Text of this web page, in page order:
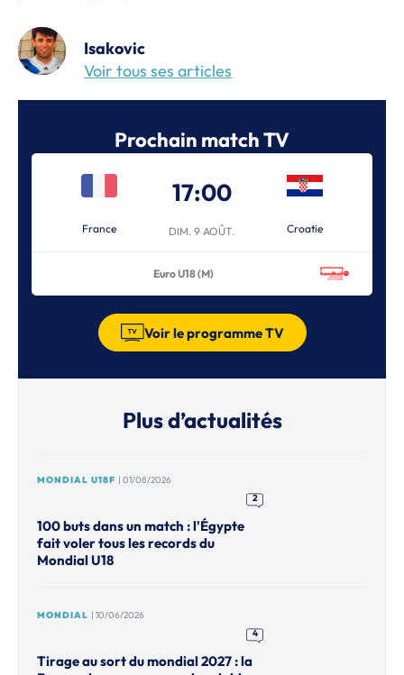
Isakovic
Voir tous ses articles
Prochain match TV
France
17:00
DIM. 9 AOÛT. Croatie
Euro U18 (M)
Voir le programme TV
Plus d’actualités
MONDIAL U18F | 01/08/2026
2
100 buts dans un match : l'Égypte
fait voler tous les records du
Mondial U18
MONDIAL | 10/06/2026
4
Tirage au sort du mondial 2027 : la